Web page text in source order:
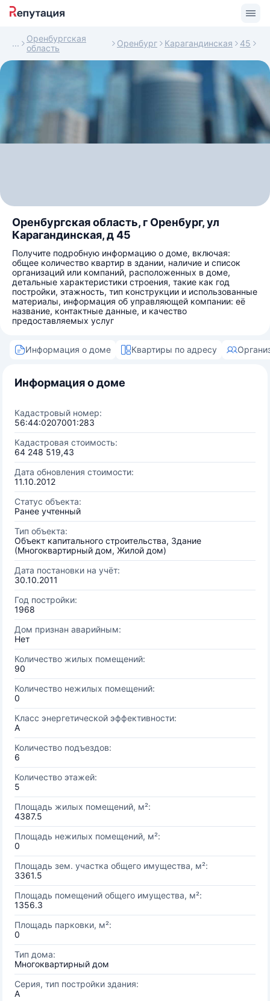
Оренбургская
область
Оренбург Карагандинская 45
Оренбургская область, г Оренбург, ул
Карагандинская, д 45
Получите подробную информацию о доме, включая:
общее количество квартир в здании, наличие и список
организаций или компаний, расположенных в доме,
детальные характеристики строения, такие как год
постройки, этажность, тип конструкции и использованные
материалы, информация об управляющей компании: её
название, контактные данные, и качество
предоставляемых услуг
Информация о доме Квартиры по адресу
Информация о доме
Кадастровый номер:
56:44:0207001:283
Кадастровая стоимость:
64 248 519,43
Дата обновления стоимости:
11.10.2012
Статус объекта:
Ранее учтенный
Тип объекта:
Объект капитального строительства, Здание
(Многоквартирный дом, Жилой дом)
Дата постановки на учёт:
30.10.2011
Год постройки:
1968
Дом признан аварийным:
Нет
Количество жилых помещений:
90
Количество нежилых помещений:
0
Класс энергетической эффективности:
A
Количество подъездов:
6
Количество этажей:
5
Площадь жилых помещений, м²:
4387.5
Площадь нежилых помещений, м²:
0
Площадь зем. участка общего имущества, м²:
3361.5
Площадь помещений общего имущества, м²:
1356.3
Площадь парковки, м²:
0
Тип дома:
Многоквартирный дом
Серия, тип постройки здания:
А